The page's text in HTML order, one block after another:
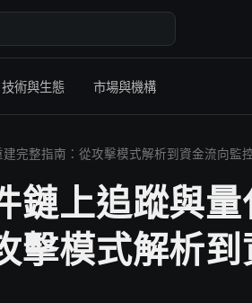
技術與生態 市場與機構
完整指南：從攻擊模式解析到資金流向監
鏈上追蹤與
擊模式解析